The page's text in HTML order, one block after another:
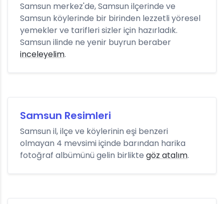
Samsun merkez'de, Samsun ilçerinde ve
Samsun köylerinde bir birinden lezzetli yöresel
yemekler ve tarifleri sizler için hazırladık.
Samsun ilinde ne yenir buyrun beraber
inceleyelim.
Samsun Resimleri
Samsun il, ilçe ve köylerinin eşi benzeri
olmayan 4 mevsimi içinde barından harika
fotoğraf albümünü gelin birlikte göz atalım.